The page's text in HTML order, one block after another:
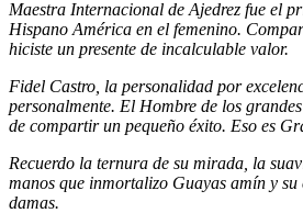
Maestra Internacional de Ajedrez fue el
Hispano América en el femenino.
hiciste un presente de incalculable valor.
Fidel Castro, la personalidad por
personalmente. El Hombre de los
de compartir un pequeño éxito. Eso es
Recuerdo la ternura de su mirada, la
manos que inmortalizo Guayas amín y
damas.